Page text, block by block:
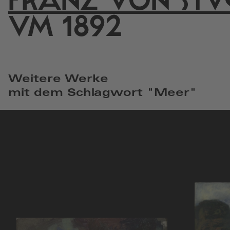
UM 1892
Weitere Werke
mit dem Schlagwort "Meer"